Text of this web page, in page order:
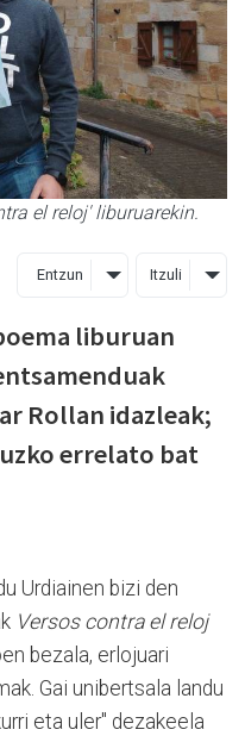
el reloj' liburuarekin.
Entzun Itzuli
liburuan
Rollan idazleak;
errelato bat
Urdiainen bizi den
Versos contra el reloj
bezala, erlojuari
Gai unibertsala landu
eta uler" dezakeela